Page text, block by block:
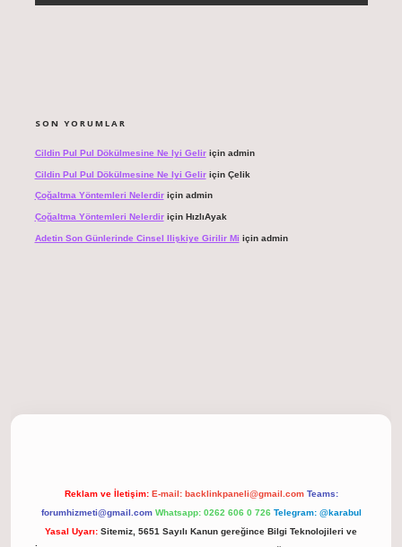
SON YORUMLAR
Cildin Pul Pul Dökülmesine Ne Iyi Geliriçin admin
Cildin Pul Pul Dökülmesine Ne Iyi Geliriçin Çelik
Çoğaltma Yöntemleri Nelerdiriçin admin
Çoğaltma Yöntemleri Nelerdiriçin HızlıAyak
Adetin Son Günlerinde Cinsel Ilişkiye Girilir Mi için admin
Reklam ve İletişim: E-mail: backlinkpaneli@gmail.com Teams:
forumhizmeti@gmail.com Whatsapp: 0262 606 0 726 Telegram: @karabul
Yasal Uyarı: Sitemiz, 5651 Sayılı Kanun gereğince Bilgi Teknolojileri ve